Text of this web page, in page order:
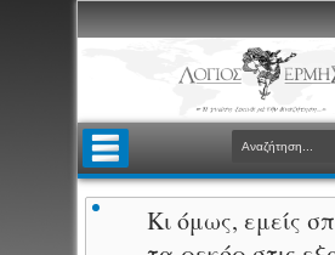
Κι όμως, εμείς